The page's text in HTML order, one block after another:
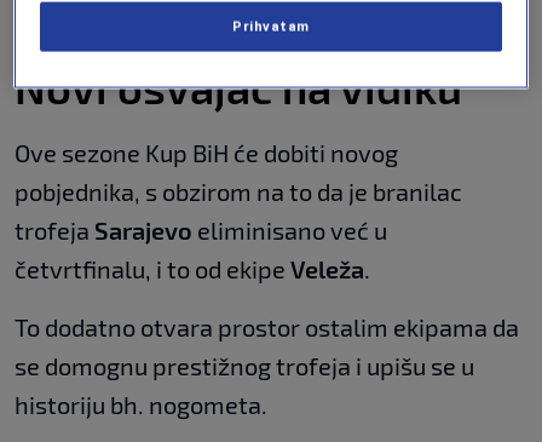
igrati dvije sedmice kasnije.
Novi osvajač na vidiku
Ove sezone Kup BiH će dobiti novog
pobjednika, s obzirom na to da je branilac
trofeja Sarajevo eliminisano već u
četvrtfinalu, i to od ekipe Veleža.
To dodatno otvara prostor ostalim ekipama da
se domognu prestižnog trofeja i upišu se u
historiju bh. nogometa.
Prihvatam